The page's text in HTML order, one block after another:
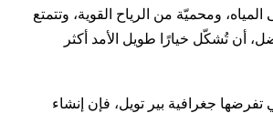
المياه، ومحميّة من الرياح القوية، وتتمتع
أن تُشكّل خيارًا طويل الأمد أكثر
تفرضها جغرافية بير تويل، فإن إنشاء